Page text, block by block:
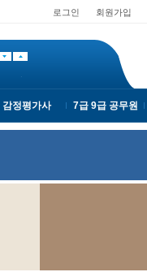
로그인 회원가입
사법고시
사법고시
감정평가사 7급 9급 공무원